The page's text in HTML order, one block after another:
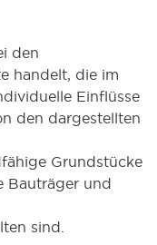
den
handelt, die im
Einflüsse
den dargestellten
Grundstücke
Bauträger und
sind.